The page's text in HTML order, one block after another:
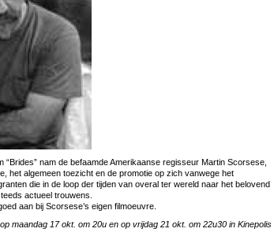
“Brides” nam de befaamde Amerikaanse regisseur Martin Scorsese,
het algemeen toezicht en de promotie op zich vanwege het
die in de loop der tijden van overal ter wereld naar het belovend
actueel trouwens.
aan bij Scorsese’s eigen filmoeuvre.
maandag 17 okt. om 20u en op vrijdag 21 okt. om 22u30 in Kinepolis